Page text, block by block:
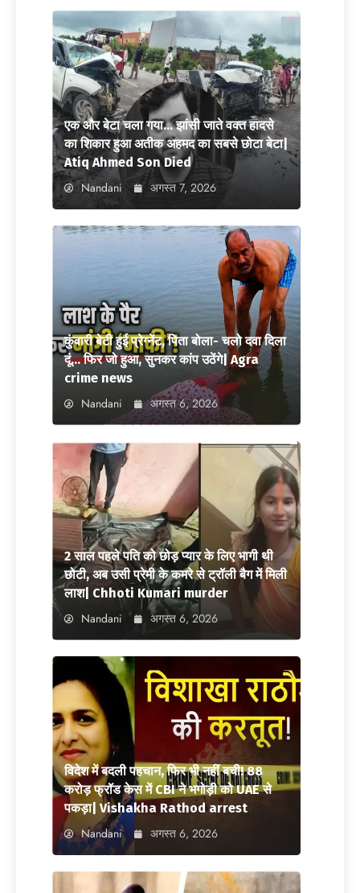
एक और बेटा चला गया… झांसी जाते वक्त हादसे
का शिकार हुआ अतीक अहमद का सबसे छोटा बेटा|
Atiq Ahmed Son Died
Nandani अगस्त 7, 2026
कुंवारी बेटी हुई प्रेग्नेंट, पिता बोला- चलो दवा दिला
दूं… फिर जो हुआ, सुनकर कांप उठेंगे| Agra
crime news
Nandani अगस्त 6, 2026
2 साल पहले पति को छोड़ प्यार के लिए भागी थी
छोटी, अब उसी प्रेमी के कमरे से ट्रॉली बैग में मिली
लाश| Chhoti Kumari murder
Nandani अगस्त 6, 2026
विदेश में बदली पहचान, फिर भी नहीं बची! 88
करोड़ फ्रॉड केस में CBI ने भगोड़ी को UAE से
पकड़ा| Vishakha Rathod arrest
Nandani अगस्त 6, 2026